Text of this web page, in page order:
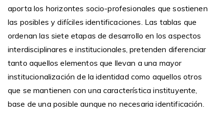
aporta los horizontes socio-profesionales que sostienen
las posibles y difíciles identificaciones. Las tablas que
ordenan las siete etapas de desarrollo en los aspectos
interdisciplinares e institucionales, pretenden diferenciar
tanto aquellos elementos que llevan a una mayor
institucionalización de la identidad como aquellos otros
que se mantienen con una característica instituyente,
base de una posible aunque no necesaria identificación.